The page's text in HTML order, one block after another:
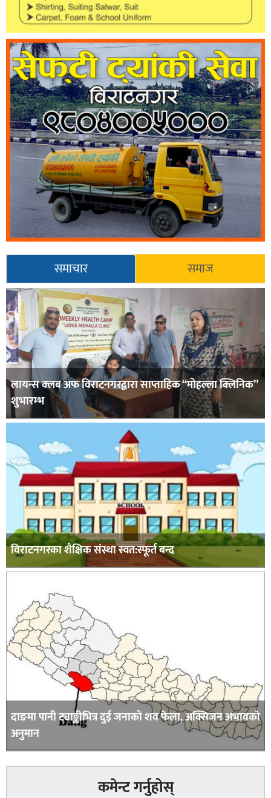
समाचार समाज
लायन्स क्लब अफ विराटनगरद्वारा साप्ताहिक “मोहल्ला क्लिनिक”
शुभारम्भ
विराटनगरका शैक्षिक संस्था स्वत:स्फूर्त बन्द
दाङमा पानी ट्याङ्कीभित्र दुई जनाको शव फेला, अक्सिजन अभावकाे
अनुमान
कमेन्ट गर्नुहोस्